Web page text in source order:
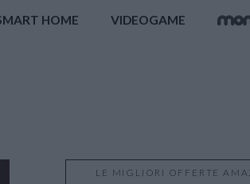
HOME VIDEOGAME
LE MIGLIORI OFFERTE